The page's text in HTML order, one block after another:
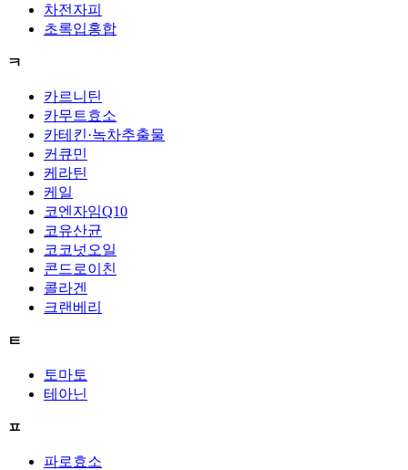
차전자피
초록입홍합
ㅋ
카르니틴
카무트효소
카테킨·녹차추출물
커큐민
케라틴
케일
코엔자임Q10
코유산균
코코넛오일
콘드로이친
콜라겐
크랜베리
ㅌ
토마토
테아닌
ㅍ
파로효소